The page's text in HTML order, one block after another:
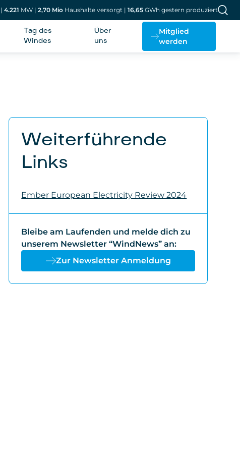
| 4.221 MW | 2,70 Mio Haushalte versorgt | 16,65 GWh gestern produziert
Tag des
Windes
Über
uns
Mitglied
werden
Weiterführende
Links
Ember European Electricity Review 2024
Bleibe am Laufenden und melde dich zu
unserem Newsletter “WindNews” an:
Zur Newsletter Anmeldung